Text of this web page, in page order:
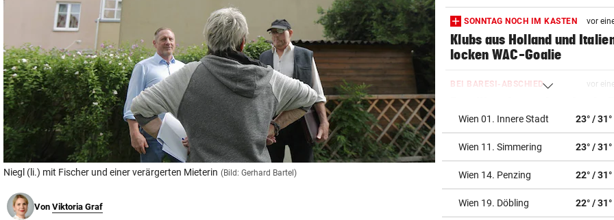
Niegl (li.) mit Fischer und einer verärgerten Mieterin (Bild: Gerhard Bartel)
Von Viktoria Graf
SONNTAG NOCH IM KASTEN vor
Klubs aus Holland und
locken WAC-Goalie
BEI BARESI-ABSCHIED vor
mit Mallet-Finger
KIND UND PARTNER TOT vor
Traktor-Unglück: Mutter
meldet sich zu Wort
vor
Wien 01. Innere Stadt 23° / 31°
Wien 11. Simmering 23° / 31°
Wien 14. Penzing 22° / 31°
Wien 19. Döbling 22° / 31°